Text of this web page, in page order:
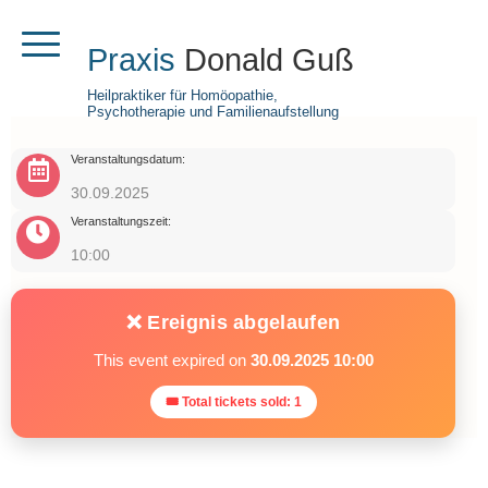
Praxis Donald Guß
Heilpraktiker für Homöopathie,
Psychotherapie und Familienaufstellung
Veranstaltungsdatum:
30.09.2025
Veranstaltungszeit:
10:00
❌ Ereignis abgelaufen
This event expired on 30.09.2025 10:00
🎟 Total tickets sold: 1